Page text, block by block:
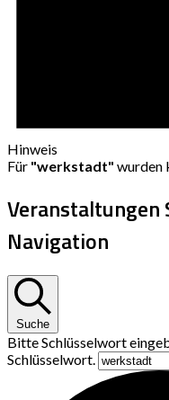
Hinweis
Für "werkstadt" wurden
Veranstaltungen
Navigation
Suche
Bitte Schlüsselwort
Schlüsselwort.